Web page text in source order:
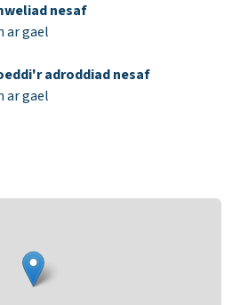
nesaf
ar gael
adroddiad nesaf
ar gael